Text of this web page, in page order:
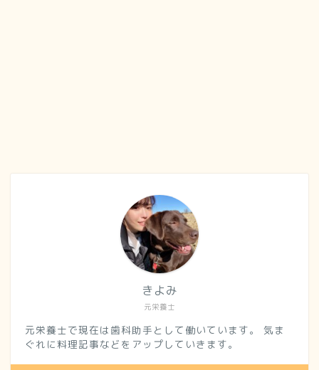
元栄養士
きよみ
元栄養士で現在は歯科助手として働いています。 気ま
ぐれに料理記事などをアップしていきます。